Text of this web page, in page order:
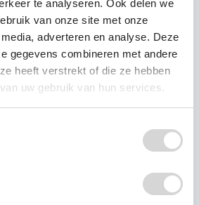
te analyseren. Ook delen we
van onze site met onze
adverteren en analyse. Deze
gegevens combineren met andere
heeft verstrekt of die ze hebben
uw gebruik van hun services.
anderen het verminderen
van water
Uiteindelijk draait het om de
afhankelijk van je eigen
overal bewust mee
verschil te maken.
jou het allergrootste
uit wil helpen?